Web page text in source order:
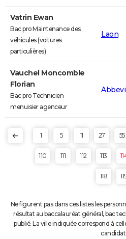
Vatrin Ewan
Bac pro Maintenance des
véhicules (voitures
particulières)
Laon
Vauchel Moncomble
Florian
Bac pro Technicien
menuisier agenceur
1 5 11 27 55
110 111 112 113
118
Ne figurent pas dans ces listes les
résultat au baccalauréat général, bac
publié. La ville indiquée correspond à
candidat.